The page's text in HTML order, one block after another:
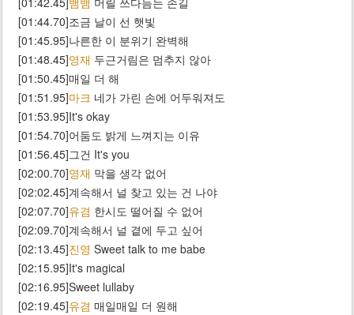
[01:44.70]조금 날이 선 햇빛
[01:45.95]나른한 이 분위기 완벽해
[01:48.45]영재 두근거림은 멈추지 않아
[01:50.45]매일 더 해
[01:51.95]마크 네가 가린 손에 어두워져도
[01:53.95]It's okay
[01:54.70]어둠도 밝게 느껴지는 이유
[01:56.45]그건 It's you
[02:00.70]영재 막을 생각 없어
[02:02.45]계속해서 널 찾고 있는 건 나야
[02:07.70]유겸 한시도 떨어질 수 없어
[02:09.70]계속해서 널 곁에 두고 싶어
[02:13.45]진영 Sweet talk to me babe
[02:15.95]It's magical
[02:16.95]Sweet lullaby
[02:19.45]유겸 매일매일 더 원해